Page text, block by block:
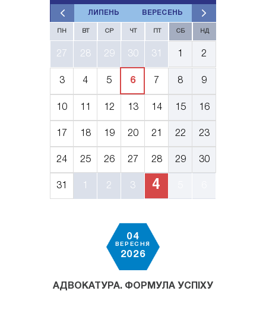
ЛИПЕНЬ ВЕРЕСЕНЬ
ПН ВТ СР ЧТ ПТ СБ НД
27 28 29 30 31 1 2
3 4 5 6 7 8 9
10 11 12 13 14 15 16
17 18 19 20 21 22 23
24 25 26 27 28 29 30
31 1 2 3 4
04
ВЕРЕСНЯ
2026
АДВОКАТУРА. ФОРМУЛА УСПІХУ